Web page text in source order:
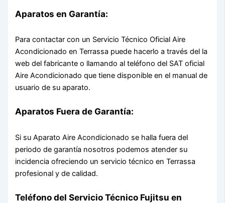
Aparatos en Garantía:
Para contactar con un Servicio Técnico Oficial Aire
Acondicionado en Terrassa puede hacerlo a través del la
web del fabricante o llamando al teléfono del SAT oficial
Aire Acondicionado que tiene disponible en el manual de
usuario de su aparato.
Aparatos Fuera de Garantía:
Si su Aparato Aire Acondicionado se halla fuera del
periodo de garantía nosotros podemos atender su
incidencia ofreciendo un servicio técnico en Terrassa
profesional y de calidad.
Teléfono del Servicio Técnico Fujitsu en